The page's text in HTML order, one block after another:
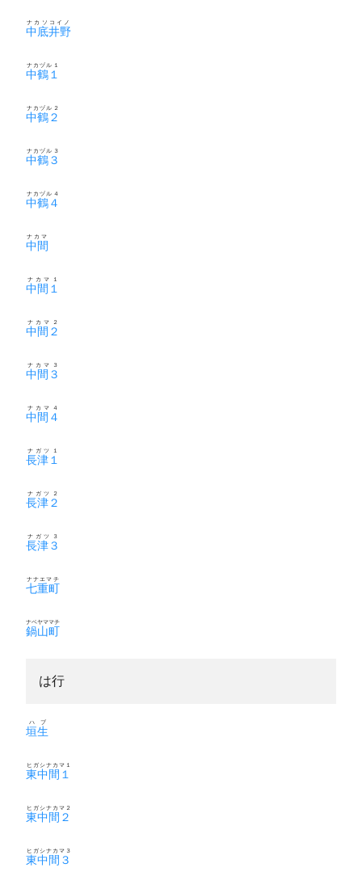
中底井野
ナカソコイノ
中鶴１
ナカヅル１
中鶴２
ナカヅル２
中鶴３
ナカヅル３
中鶴４
ナカヅル４
中間
ナカマ
中間１
ナカマ１
中間２
ナカマ２
中間３
ナカマ３
中間４
ナカマ４
長津１
ナガツ１
長津２
ナガツ２
長津３
ナガツ３
七重町
ナナエマチ
鍋山町
ナベヤママチ
は行
垣生
ハブ
東中間１
ヒガシナカマ１
東中間２
ヒガシナカマ２
東中間３
ヒガシナカマ３